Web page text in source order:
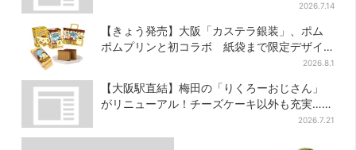
2026.7.14
【きょう発売】大阪「カステラ銀装」、ポム
ポムプリンと初コラボ 紙袋まで限定デザイ
2026.8.1
【大阪駅直結】梅田の「りくろーおじさん」
がリニューアル！チーズケーキ以外も充実…並
2026.7.21